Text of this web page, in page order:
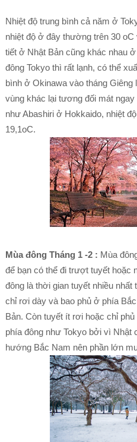
Nhiệt độ trung bình cả năm ở
nhiệt độ ở đây thường trên 30
tiết ở Nhật Bản cũng khác nhau
đông Tokyo thì rất lạnh, có thể
bình ở Okinawa vào tháng Giêng
vùng khác lại tương đối mát
như Abashiri ở Hokkaido, nhiệt
19,1oC.
Mùa đông Tháng 1 -2 : Mùa
để bạn có thể đi trượt tuyết hoặc
đông là thời gian tuyết nhiều
chỉ rơi dày và bao phủ ở phía
Bản. Còn tuyết ít rơi hoặc chỉ
phía đông như Tokyo bởi vì Nhật
hướng Bắc Nam nên phần lớn